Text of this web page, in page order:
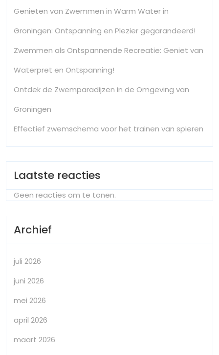
Genieten van Zwemmen in Warm Water in
Groningen: Ontspanning en Plezier gegarandeerd!
Zwemmen als Ontspannende Recreatie: Geniet van
Waterpret en Ontspanning!
Ontdek de Zwemparadijzen in de Omgeving van
Groningen
Effectief zwemschema voor het trainen van spieren
Laatste reacties
Geen reacties om te tonen.
Archief
juli 2026
juni 2026
mei 2026
april 2026
maart 2026